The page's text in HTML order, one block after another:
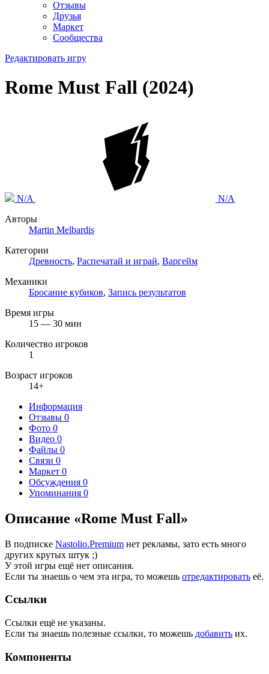
Отзывы
Друзья
Маркет
Сообщества
Редактировать игру
Rome Must Fall (2024)
N/A
N/A
Авторы
Martin Melbardis
Категории
Древность, Распечатай и играй, Варгейм
Механики
Бросание кубиков, Запись результатов
Время игры
15 — 30 мин
Количество игроков
1
Возраст игроков
14+
Информация
Отзывы 0
Фото 0
Видео 0
Файлы 0
Связи 0
Маркет 0
Обсуждения 0
Упоминания 0
Описание «Rome Must Fall»
В подписке Nastolio.Premium нет рекламы, зато есть много
других крутых штук ;)
У этой игры ещё нет описания.
Если ты знаешь о чем эта игра, то можешь отредактировать её.
Ссылки
Ссылки ещё не указаны.
Если ты знаешь полезные ссылки, то можешь добавить их.
Компоненты